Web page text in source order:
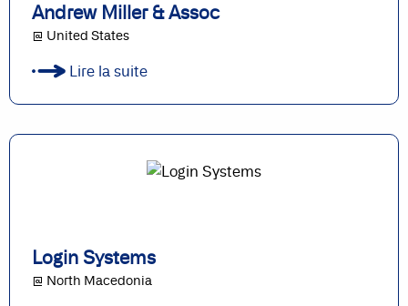
Andrew Miller & Assoc
@ United States
Lire la suite
Login Systems
@ North Macedonia